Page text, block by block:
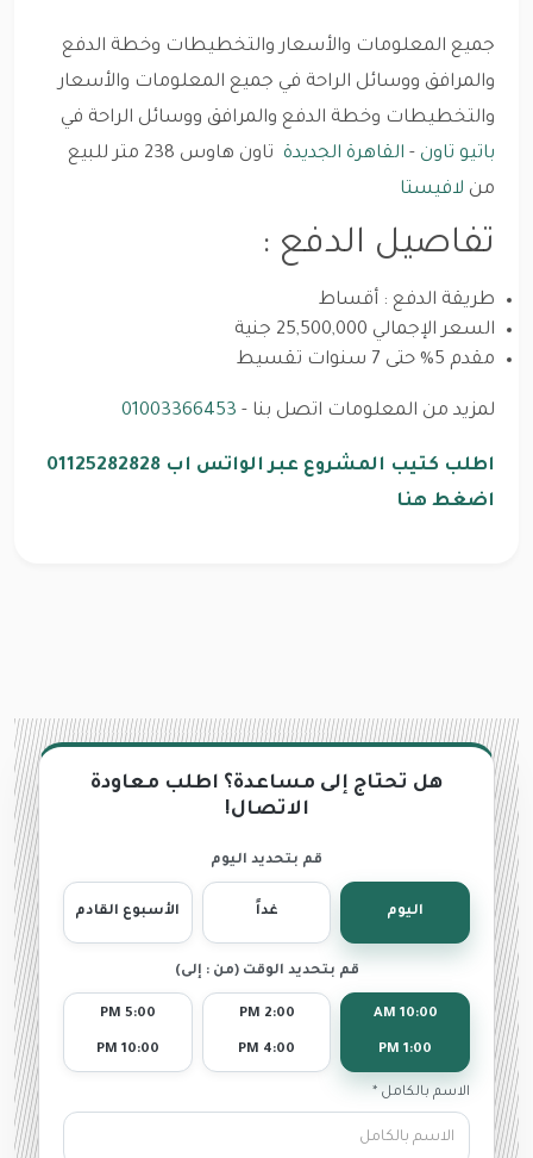
جميع المعلومات والأسعار والتخطيطات وخطة الدفع
والمرافق ووسائل الراحة في جميع المعلومات والأسعار
والتخطيطات وخطة الدفع والمرافق ووسائل الراحة في
باتيو تاون - القاهرة الجديدة
تاون هاوس 238 متر للبيع
من لافيستا
تفاصيل الدفع :
طريقة الدفع : أقساط
السعر الإجمالي 25,500,000 جنية
مقدم 5% حتى 7 سنوات تقسيط
لمزيد من المعلومات اتصل بنا - 01003366453
اطلب كتيب المشروع عبر الواتس اب 01125282828
اضغط هنا
هل تحتاج إلى مساعدة؟ اطلب معاودة
الاتصال!
قم بتحديد اليوم
اليوم غداً الأسبوع القادم
قم بتحديد الوقت (من : إلى)
10:00 AM
1:00 PM
2:00 PM
4:00 PM
5:00 PM
10:00 PM
الاسم بالكامل *